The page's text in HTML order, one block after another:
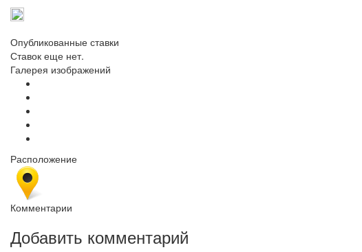
Опубликованные ставки
Ставок еще нет.
Галерея изображений
Расположение
Комментарии
Добавить комментарий